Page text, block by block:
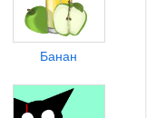
Банан